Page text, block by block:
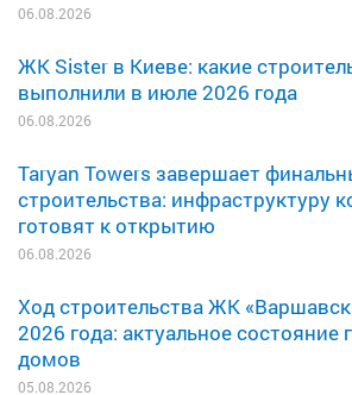
06.08.2026
ЖК Sister в Киеве: какие
выполнили в июле 2026 года
06.08.2026
Taryan Towers завершает
строительства: инфраструктуру
готовят к открытию
06.08.2026
Ход строительства ЖК
2026 года: актуальное состояние
домов
05.08.2026